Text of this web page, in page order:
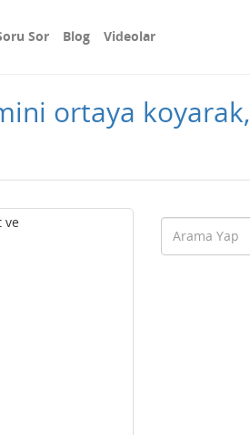
Sor Blog Videolar
ortaya koyarak,
ve